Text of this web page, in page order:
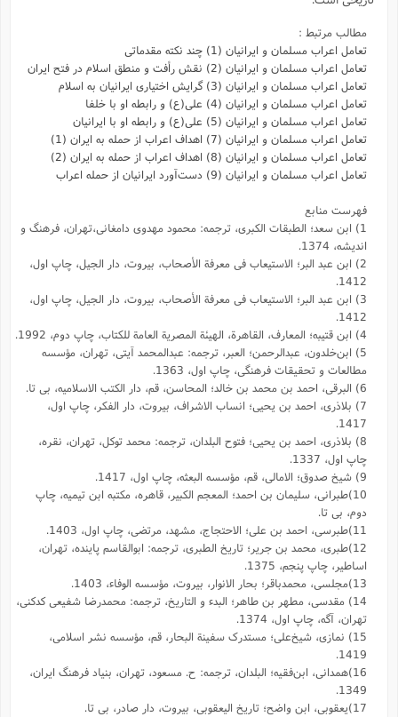
مطالب مرتبط :
تعامل اعراب مسلمان و ایرانیان (1) چند نکته مقدماتی
تعامل اعراب مسلمان و ایرانیان (2) نقش رأفت و منطق اسلام در فتح ایران
تعامل اعراب مسلمان و ایرانیان (3) گرایش اختیاری ایرانیان به اسلام
تعامل اعراب مسلمان و ایرانیان (4) علی(ع) و رابطه او با خلفا
تعامل اعراب مسلمان و ایرانیان (5) علی(ع) و رابطه‌ او با ایرانیان
تعامل اعراب مسلمان و ایرانیان (7) اهداف اعراب از حمله به ایران (1)
تعامل اعراب مسلمان و ایرانیان (8) اهداف اعراب از حمله به ایران (2)
تعامل اعراب مسلمان و ایرانیان (9) دست‌آورد ایرانیان از حمله اعراب
فهرست منابع
1) ابن سعد؛ الطبقات الکبری، ترجمه: محمود مهدوی دامغانی،تهران، فرهنگ و
اندیشه، 1374.
2) ابن عبد البر؛ الاستیعاب فى معرفة الأصحاب، بیروت، دار الجیل، چاپ اول،
1412.
3) ابن عبد البر؛ الاستیعاب فى معرفة الأصحاب، بیروت، دار الجیل، چاپ اول،
1412.
4) ابن قتیبه؛ المعارف، القاهرة، الهیئة المصریة العامة للکتاب، چاپ دوم، 1992.
5) ابن‌خلدون، عبدالرحمن؛ العبر، ترجمه: عبد‌المحمد آیتی، تهران، مؤسسه
مطالعات و تحقیقات فرهنگی، چاپ اول، 1363.
6) البرقی، احمد بن محمد بن خالد؛ المحاسن،‌ قم،‌ دار الکتب الاسلامیه، بی تا.
7) بلاذری، احمد بن یحیی؛ انساب الاشراف، بیروت، دار الفکر، چاپ اول،
1417.
8) بلاذری، احمد بن یحیی؛ فتوح البلدان، ترجمه: محمد توکل، تهران، نقره،
چاپ اول، 1337.
9) شیخ صدوق؛ الامالی، قم، مؤسسه البعثه، چاپ اول، 1417.
10)طبرانی، سلیمان بن احمد؛ المعجم الکبیر، قاهره، مکتبه ابن تیمیه، چاپ
دوم، بی تا.
11)طبرسی، احمد بن علی؛ الاحتجاج، مشهد، مرتضی، چاپ اول، 1403.
12)طبری، محمد بن جریر؛ تاریخ الطبری، ترجمه: ابوالقاسم پاینده، تهران،
اساطیر، چاپ پنجم، 1375.
13)مجلسی، محمدباقر؛ بحار الانوار، بیروت، مؤسسه الوفاء، 1403.
14) مقدسى، مطهر بن طاهر؛ البدء و التاریخ، ترجمه: محمد‌رضا شفیعى کدکنى،
تهران، آگه، چاپ اول، 1374.
15) نمازی، شیخ‌علی؛ مستدرک سفینة البحار، قم، مؤسسه نشر اسلامی،
1419.
16)همدانی، ابن‌فقیه؛ البلدان، ترجمه: ح. مسعود، تهران، بنیاد فرهنگ ایران،
1349.
17)یعقوبى، ابن واضح؛ تاریخ الیعقوبى، بیروت، دار صادر، بی تا.